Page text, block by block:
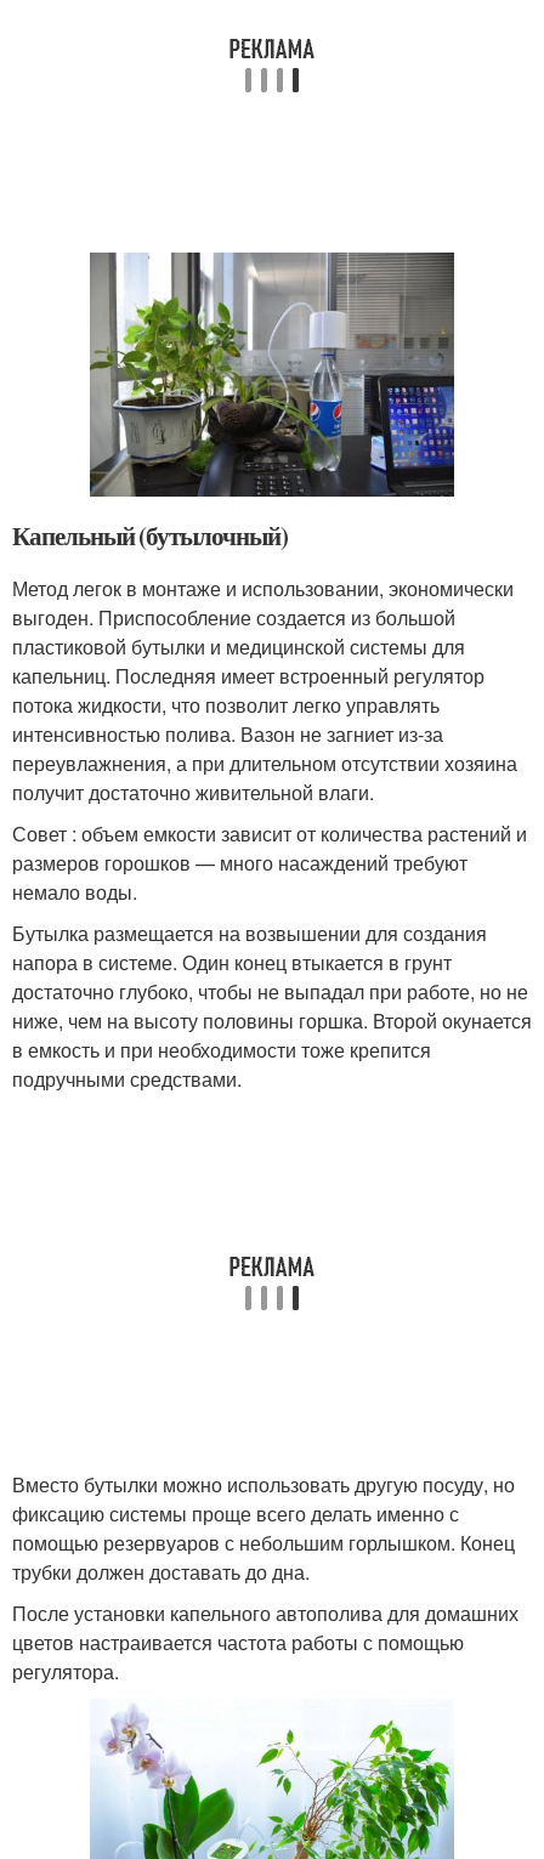
Капельный (бутылочный)
Метод легок в монтаже и использовании, экономически
выгоден. Приспособление создается из большой
пластиковой бутылки и медицинской системы для
капельниц. Последняя имеет встроенный регулятор
потока жидкости, что позволит легко управлять
интенсивностью полива. Вазон не загниет из-за
переувлажнения, а при длительном отсутствии хозяина
получит достаточно живительной влаги.
Совет : объем емкости зависит от количества растений и
размеров горошков — много насаждений требуют
немало воды.
Бутылка размещается на возвышении для создания
напора в системе. Один конец втыкается в грунт
достаточно глубоко, чтобы не выпадал при работе, но не
ниже, чем на высоту половины горшка. Второй окунается
в емкость и при необходимости тоже крепится
подручными средствами.
Вместо бутылки можно использовать другую посуду, но
фиксацию системы проще всего делать именно с
помощью резервуаров с небольшим горлышком. Конец
трубки должен доставать до дна.
После установки капельного автополива для домашних
цветов настраивается частота работы с помощью
регулятора.